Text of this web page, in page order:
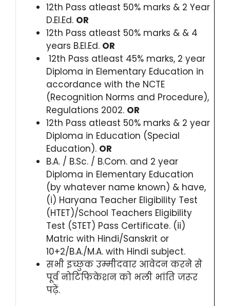
12th Pass atleast 50% marks & 2 Year
D.El.Ed. OR
12th Pass atleast 50% marks & & 4
years B.El.Ed. OR
12th Pass atleast 45% marks, 2 year
Diploma in Elementary Education in
accordance with the NCTE
(Recognition Norms and Procedure),
Regulations 2002. OR
12th Pass atleast 50% marks & 2 year
Diploma in Education (Special
Education). OR
B.A. / B.Sc. / B.Com. and 2 year
Diploma in Elementary Education
(by whatever name known) & have,
(i) Haryana Teacher Eligibility Test
(HTET)/School Teachers Eligibility
Test (STET) Pass Certificate. (ii)
Matric with Hindi/Sanskrit or
10+2/B.A./M.A. with Hindi subject.
सभी इच्छुक उम्मीदवार आवेदन करने से
पूर्व नोटिफिकेशन को भली भांति जरूर
पढ़ें.